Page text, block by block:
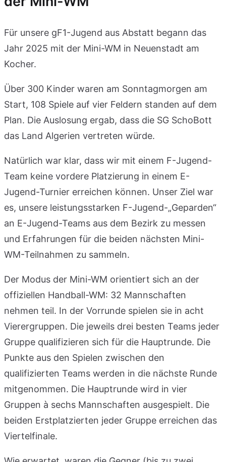
Für unsere gF1-Jugend aus Abstatt begann das
Jahr 2025 mit der Mini-WM in Neuenstadt am
Kocher.
Über 300 Kinder waren am Sonntagmorgen am
Start, 108 Spiele auf vier Feldern standen auf dem
Plan. Die Auslosung ergab, dass die SG SchoBott
das Land Algerien vertreten würde.
Natürlich war klar, dass wir mit einem F-Jugend-
Team keine vordere Platzierung in einem E-
Jugend-Turnier erreichen können. Unser Ziel war
es, unsere leistungsstarken F-Jugend-„Geparden“
an E-Jugend-Teams aus dem Bezirk zu messen
und Erfahrungen für die beiden nächsten Mini-
WM-Teilnahmen zu sammeln.
Der Modus der Mini-WM orientiert sich an der
offiziellen Handball-WM: 32 Mannschaften
nehmen teil. In der Vorrunde spielen sie in acht
Vierergruppen. Die jeweils drei besten Teams jeder
Gruppe qualifizieren sich für die Hauptrunde. Die
Punkte aus den Spielen zwischen den
qualifizierten Teams werden in die nächste Runde
mitgenommen. Die Hauptrunde wird in vier
Gruppen à sechs Mannschaften ausgespielt. Die
beiden Erstplatzierten jeder Gruppe erreichen das
Viertelfinale.